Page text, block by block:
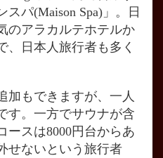
パ(Maison Spa)」。日
のアラカルテホテルか
、日本人旅行者も多く
加もできますが、一人
す。一方でサウナが含
ースは8000円台からあ
せないという旅行者